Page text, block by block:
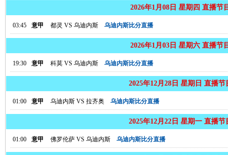
2026年1月08日 星期四 直播节
03:45 意甲 都灵 VS 乌迪内斯 乌迪内斯比分直播
2026年1月03日 星期六 直播节
19:30 意甲 科莫 VS 乌迪内斯 乌迪内斯比分直播
2025年12月28日 星期日 直播节
01:00 意甲 乌迪内斯 VS 拉齐奥 乌迪内斯比分直播
2025年12月22日 星期一 直播节
01:00 意甲 佛罗伦萨 VS 乌迪内斯 乌迪内斯比分直播